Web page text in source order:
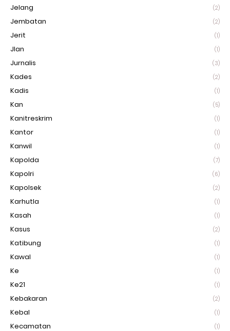
Jelang (2)
Jembatan (2)
Jerit (1)
Jlan (1)
Jurnalis (3)
Kades (2)
Kadis (1)
Kan (5)
Kanitreskrim (1)
Kantor (1)
Kanwil (1)
Kapolda (7)
Kapolri (6)
Kapolsek (2)
Karhutla (1)
Kasah (1)
Kasus (2)
Katibung (1)
Kawal (1)
Ke (1)
Ke21 (1)
Kebakaran (2)
Kebal (1)
Kecamatan (1)